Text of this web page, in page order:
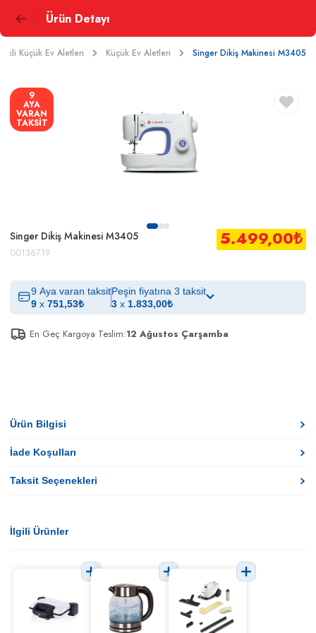
Ürün Detayı
Küçük Ev Aletleri Küçük Ev Aletleri Singer Dikiş Makinesi M3405
9
AYA
VARAN
TAKSİT
Singer Dikiş Makinesi M3405
00136719
5.499,00₺
9 Aya varan taksit
9 x 751,53₺
Peşin fiyatına 3 taksit
3 x 1.833,00₺
En Geç Kargoya Teslim:12 Ağustos Çarşamba
Ürün Bilgisi
İade Koşulları
Taksit Seçenekleri
İlgili Ürünler